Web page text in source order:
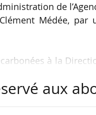
de
Médée, par
à la
aux